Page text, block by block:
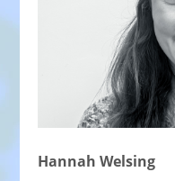
Hannah Welsing